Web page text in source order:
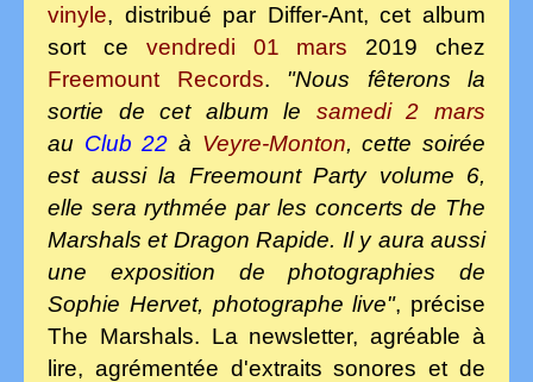
vinyle, distribué par Differ-Ant, cet album
sort ce vendredi 01 mars 2019 chez
Freemount Records. "Nous fêterons la
sortie de cet album le samedi 2 mars
au Club 22 à Veyre-Monton, cette soirée
est aussi la Freemount Party volume 6,
elle sera rythmée par les concerts de The
Marshals et Dragon Rapide. Il y aura aussi
une exposition de photographies de
Sophie Hervet, photographe live", précise
The Marshals. La newsletter, agréable à
lire, agrémentée d'extraits sonores et de